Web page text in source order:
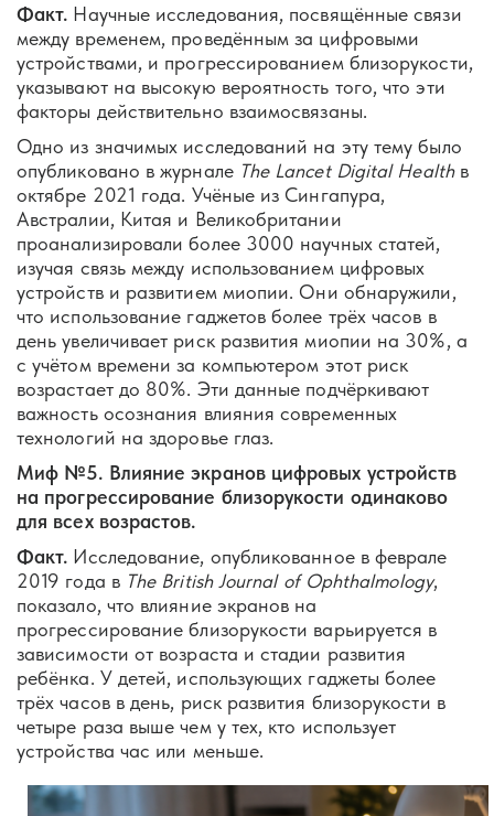
Факт. Научные исследования, посвящённые связи
между временем, проведённым за цифровыми
устройствами, и прогрессированием близорукости,
указывают на высокую вероятность того, что эти
факторы действительно взаимосвязаны.
Одно из значимых исследований на эту тему было
опубликовано в журнале The Lancet Digital Healthв
октябре 2021 года. Учёные из Сингапура,
Австралии, Китая и Великобритании
проанализировали более 3000 научных статей,
изучая связь между использованием цифровых
устройств и развитием миопии. Они обнаружили,
что использование гаджетов более трёх часов в
день увеличивает риск развития миопии на 30%, а
с учётом времени за компьютером этот риск
возрастает до 80%. Эти данные подчёркивают
важность осознания влияния современных
технологий на здоровье глаз.
Миф №5. Влияние экранов цифровых устройств
на прогрессирование близорукости одинаково
для всех возрастов.
Факт. Исследование, опубликованное в феврале
2019 года в The British Journal of Ophthalmology,
показало, что влияние экранов на
прогрессирование близорукости варьируется в
зависимости от возраста и стадии развития
ребёнка. У детей, использующих гаджеты более
трёх часов в день, риск развития близорукости в
четыре раза выше чем у тех, кто использует
устройства час или меньше.